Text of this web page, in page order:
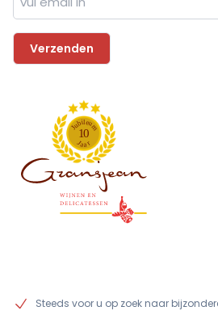
J
ubileum
10
Jaar
Steeds voor u op zoek naar